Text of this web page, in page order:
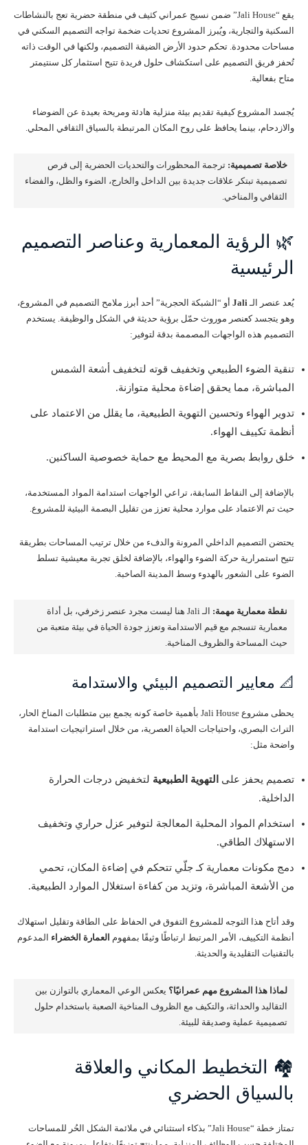
يقع “Jali House” ضمن نسيج عمراني كثيف في منطقة حضرية تعج بالنشاطات
السكنية والتجارية، ويُبرز المشروع تحديات ضخمة تواجه التصميم السكني في
مساحات محدودة. تحكم حدود الأرض الضيقة التصميم، ولكنها في الوقت ذاته
تُحفز فريق التصميم على استكشاف حلول فريدة تتيح استثمار كل سنتيمتر
متاح بفعالية.
يُجسد المشروع كيفية تقديم بيئة منزلية هادئة ومريحة بعيدة عن الضوضاء
والازدحام، بينما يحافظ على روح المكان المرتبطة بالسياق الثقافي المحلي.
خلاصة تصميمية: ترجمة المحظورات والتحديات الحضرية إلى فرص
تصميمية تبتكر علاقات جديدة بين الداخل والخارج، الضوء والظل، والفضاء
الثقافي والمناخي.
🌿 الرؤية المعمارية وعناصر التصميم
الرئيسية
يُعد عنصر الـJali أو “الشبكة الحجرية” أحد أبرز ملامح التصميم في المشروع،
وهو يتجسد كعنصر موروث حمّل برؤية حديثة في الشكل والوظيفة. يستخدم
التصميم هذه الواجهات المصممة بدقة لتوفير:
تنقية الضوء الطبيعي وتخفيف قوته لتخفيف أشعة الشمس
المباشرة، مما يحقق إضاءة محلية متوازنة.
تدوير الهواء وتحسين التهوية الطبيعية، ما يقلل من الاعتماد على
أنظمة تكييف الهواء.
خلق روابط بصرية مع المحيط مع حماية خصوصية الساكنين.
بالإضافة إلى النقاط السابقة، تراعي الواجهات استدامة المواد المستخدمة،
حيث تم الاعتماد على موارد محلية تعزز من تقليل البصمة البيئية للمشروع.
يحتضن التصميم الداخلي المرونة والدفء من خلال ترتيب المساحات بطريقة
تتيح استمرارية حركة الضوء والهواء، بالإضافة لخلق تجربة معيشية تسلط
الضوء على الشعور بالهدوء وسط المدينة الصاخبة.
نقطة معمارية مهمة:
الـ Jali هنا ليست مجرد عنصر زخرفي، بل أداة
معمارية تنسجم مع قيم الاستدامة وتعزز جودة الحياة في بيئة متعبة من
حيث المساحة والظروف المناخية.
📐 معايير التصميم البيئي والاستدامة
يحظى مشروع Jali House بأهمية خاصة كونه يجمع بين متطلبات المناخ الحار،
التراث البصري، واحتياجات الحياة العصرية، من خلال استراتيجيات استدامة
واضحة مثل:
تصميم يحفز على التهوية الطبيعية لتخفيض درجات الحرارة
الداخلية.
استخدام المواد المحلية المعالجة لتوفير عزل حراري وتخفيف
الاستهلاك الطاقي.
دمج مكونات معمارية كـ جلّي تتحكم في إضاءة المكان، تحمي
من الأشعة المباشرة، وتزيد من كفاءة استغلال الموارد الطبيعية.
وقد أتاح هذا التوجه للمشروع التفوق في الحفاظ على الطاقة وتقليل استهلاك
أنظمة التكييف، الأمر المرتبط ارتباطًا وثيقًا بمفهوم العمارة الخضراء المدعوم
بالتقنيات التقليدية والحديثة.
لماذا هذا المشروع مهم عمرانيًا؟ يعكس الوعي المعماري بالتوازن بين
التقاليد والحداثة، والتكيف مع الظروف المناخية الصعبة باستخدام حلول
تصميمية عملية وصديقة للبيئة.
🏘️ التخطيط المكاني والعلاقة
بالسياق الحضري
تمتاز خطة “Jali House” بذكاء استثنائي في ملائمة الشكل الحُر للمساحات